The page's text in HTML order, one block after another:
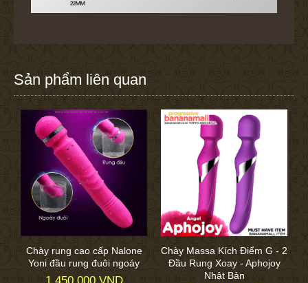
Sản phẩm liên quan
Chày rung cao cấp Nalone
Yoni đầu rung đuôi ngoáy
1.450.000 VND
Chày Massa Kích Điểm G - 2
Đầu Rung Xoay - Aphojoy
Nhật Bản